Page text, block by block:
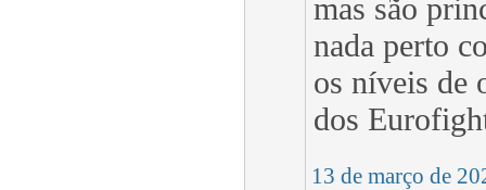
mas são
nada perto
os níveis de
dos
13 de março de